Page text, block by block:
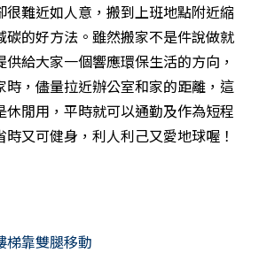
很難近如人意，搬到上班地點附近縮
碳的好方法。雖然搬家不是件說做就
給大家一個響應環保生活的方向，
時，儘量拉近辦公室和家的距離，這
休閒用，平時就可以通勤及作為短程
又可健身，利人利己又愛地球喔！
梯靠雙腿移動